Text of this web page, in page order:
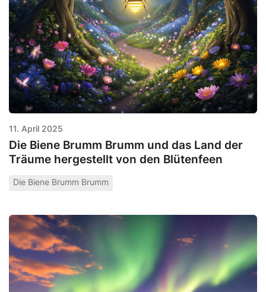
11. April 2025
Die Biene Brumm Brumm und das Land der
Träume hergestellt von den Blütenfeen
Die Biene Brumm Brumm